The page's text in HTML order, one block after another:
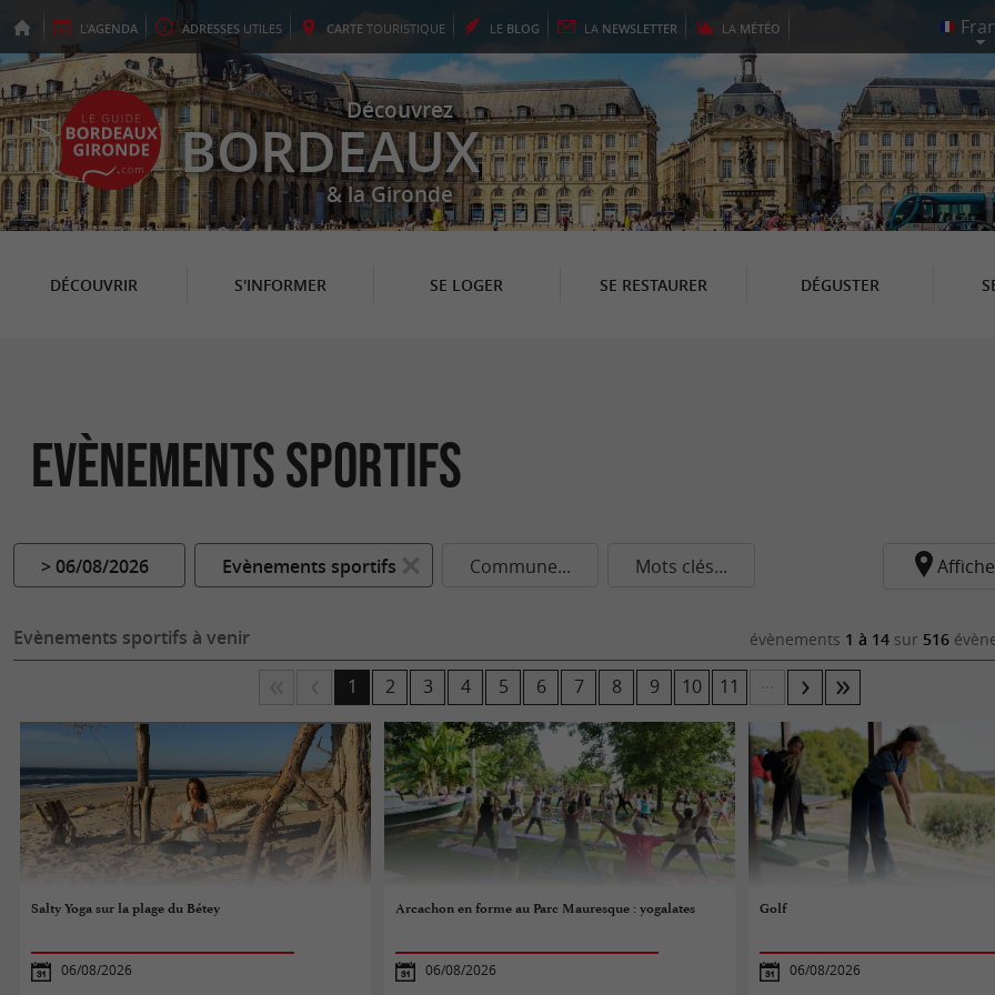
L'AGENDA ADRESSES UTILES CARTE TOURISTIQUE LE BLOG LA NEWSLETTER LA MÉTÉO
Découvrez
BORDEAUX
& la Gironde
DÉCOUVRIR S'INFORMER SE LOGER SE RESTAURER DÉGUSTER
Evènements sportifs
> 06/08/2026 Evènements sportifs Commune... Mots clés...
Evènements sportifs à venir évènements 1 à 14 sur 516
1 2 3 4 5 6 7 8 9 10 11
Salty Yoga sur la plage du Bétey
06/08/2026
Arcachon en forme au Parc Mauresque : yogalates
06/08/2026
Golf
06/08/2026